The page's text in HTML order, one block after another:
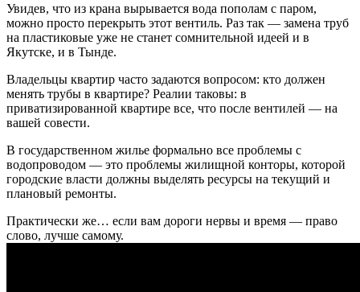
Увидев, что из крана вырывается вода пополам с паром,
можно просто перекрыть этот вентиль. Раз так — замена труб
на пластиковые уже не станет сомнительной идеей и в
Якутске, и в Тынде.
Владельцы квартир часто задаются вопросом: кто должен
менять трубы в квартире? Реалии таковы: в
приватизированной квартире все, что после вентилей — на
вашей совести.
В государственном жилье формально все проблемы с
водопроводом — это проблемы жилищной конторы, которой
городские власти должны выделять ресурсы на текущий и
плановый ремонты.
Практически же… если вам дороги нервы и время — право
слово, лучше самому.